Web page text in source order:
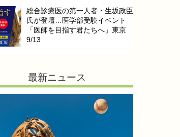
総合診療医の第一人者・生坂政臣
氏が登壇…医学部受験イベント
「医師を目指す君たちへ」東京
9/13
最新ニュース